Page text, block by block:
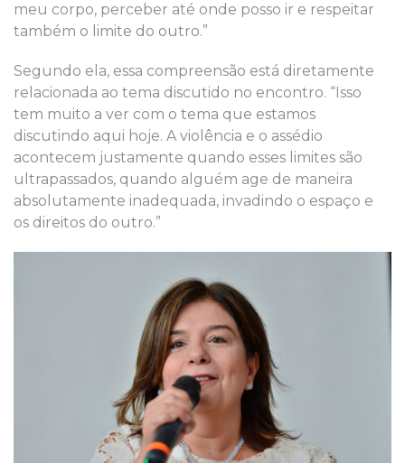
meu corpo, perceber até onde posso ir e respeitar
também o limite do outro.”
Segundo ela, essa compreensão está diretamente
relacionada ao tema discutido no encontro. “Isso
tem muito a ver com o tema que estamos
discutindo aqui hoje. A violência e o assédio
acontecem justamente quando esses limites são
ultrapassados, quando alguém age de maneira
absolutamente inadequada, invadindo o espaço e
os direitos do outro.”